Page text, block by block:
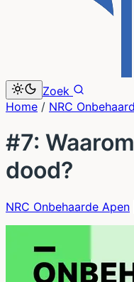
Zoek
Home / NRC
#7:
dood?
NRC Onbehaarde Apen